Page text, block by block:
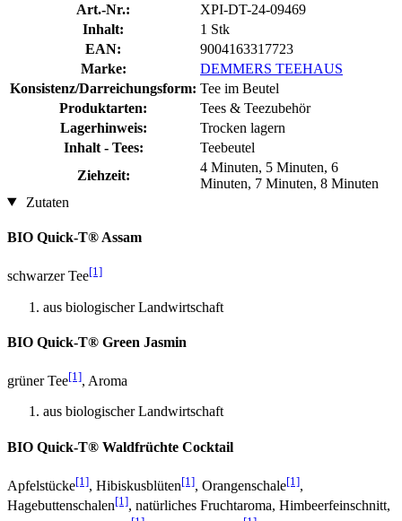
Art.-Nr.:
XPI-DT-24-09469
Inhalt:
1 Stk
EAN:
9004163317723
Marke:
DEMMERS TEEHAUS
Konsistenz/Darreichungsform: Tee im Beutel
Produktarten:
Tees & Teezubehör
Lagerhinweis:
Trocken lagern
Inhalt - Tees:
Teebeutel
Ziehzeit:
4 Minuten, 5 Minuten, 6
Minuten, 7 Minuten, 8 Minuten
Zutaten
BIO Quick-T® Assam
schwarzer Tee[1]
aus biologischer Landwirtschaft
BIO Quick-T® Green Jasmin
grüner Tee[1], Aroma
aus biologischer Landwirtschaft
BIO Quick-T® Waldfrüchte Cocktail
Apfelstücke[1], Hibiskusblüten[1], Orangenschale[1],
Hagebuttenschalen[1], natürliches Fruchtaroma, Himbeerfeinschnitt,